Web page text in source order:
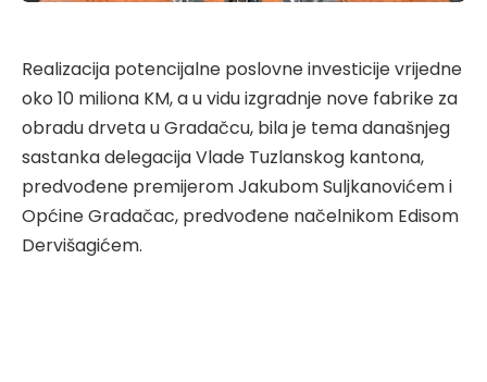
Realizacija potencijalne poslovne investicije vrijedne
oko 10 miliona KM, a u vidu izgradnje nove fabrike za
obradu drveta u Gradačcu, bila je tema današnjeg
sastanka delegacija Vlade Tuzlanskog kantona,
predvođene premijerom Jakubom Suljkanovićem i
Općine Gradačac, predvođene načelnikom Edisom
Dervišagićem.